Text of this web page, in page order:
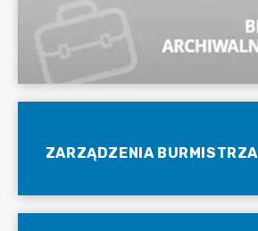
ZARZĄDZENIA BURMISTRZA